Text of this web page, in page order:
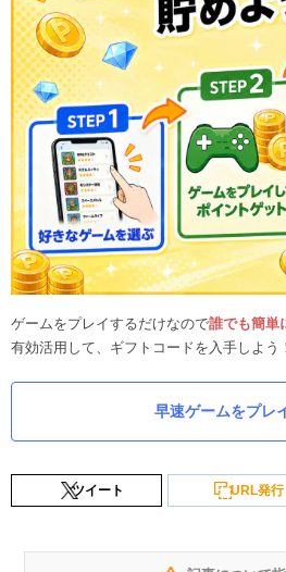
ゲームをプレイするだけなので誰でも簡単
有効活用して、ギフトコードを入手しよう
早速ゲームをプレ
ツイート URL発行